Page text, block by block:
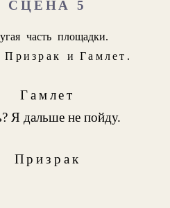
СЦЕНА 5
часть площадки.
Призрак иГамлет .
Гамлет
Я дальше не пойду.
Призрак